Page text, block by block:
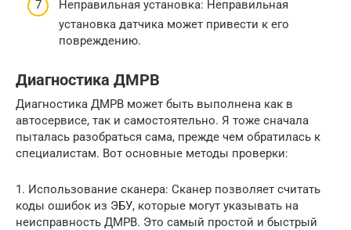
Неправильная установка: Неправильная
установка датчика может привести к его
повреждению.
Диагностика ДМРВ
Диагностика ДМРВ может быть выполнена как в
автосервисе, так и самостоятельно. Я тоже сначала
пыталась разобраться сама, прежде чем обратилась к
специалистам. Вот основные методы проверки:
1. Использование сканера: Сканер позволяет считать
коды ошибок из ЭБУ, которые могут указывать на
неисправность ДМРВ. Это самый простой и быстрый